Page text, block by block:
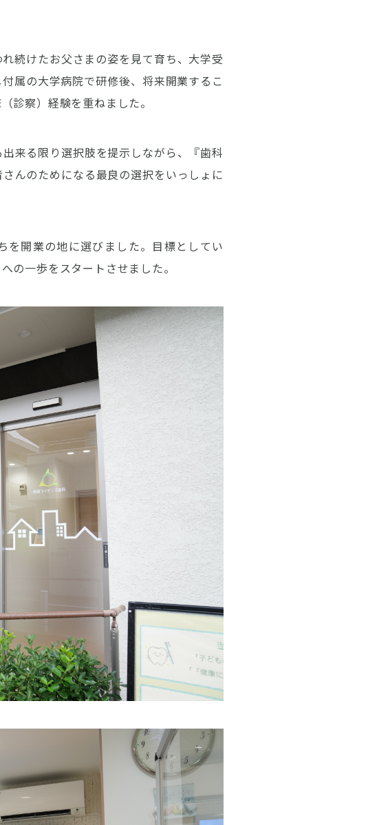
続けたお父さまの姿を見て育ち、大学受
属の大学病院で研修後、将来開業するこ
診察）経験を重ねました。
来る限り選択肢を提示しながら、『歯科
んのためになる最良の選択をいっしょに
を開業の地に選びました。目標としてい
の一歩をスタートさせました。